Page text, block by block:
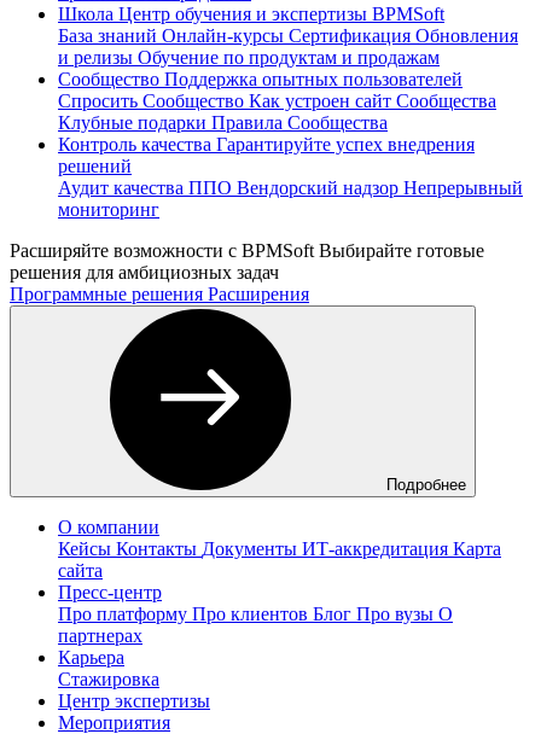
Школа Центр обучения и экспертизы BPMSoft
База знаний Онлайн-курсы Сертификация Обновления
и релизы Обучение по продуктам и продажам
Сообщество Поддержка опытных пользователей
Спросить Сообщество Как устроен сайт Сообщества
Клубные подарки Правила Сообщества
Контроль качества Гарантируйте успех внедрения
решений
Аудит качества ППО Вендорский надзор Непрерывный
мониторинг
Расширяйте возможности с BPMSoft Выбирайте готовые
решения для амбициозных задач
Программные решения Расширения
Подробнее
О компании
Кейсы Контакты Документы ИТ-аккредитация Карта
сайта
Пресс-центр
Про платформу Про клиентов Блог Про вузы О
партнерах
Карьера
Стажировка
Центр экспертизы
Мероприятия